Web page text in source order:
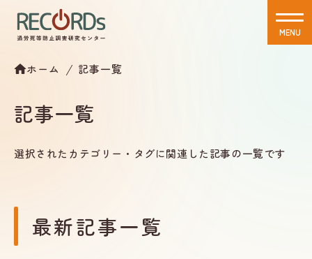
MENU
ホーム 記事一覧
記事一覧
選択されたカテゴリー・タグに関連した記事の一覧です
最新記事一覧